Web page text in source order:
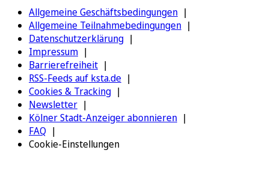
Allgemeine Geschäftsbedingungen
Allgemeine Teilnahmebedingungen
Datenschutzerklärung
Impressum
Barrierefreiheit
RSS-Feeds auf ksta.de
Cookies & Tracking
Newsletter
Kölner Stadt-Anzeiger abonnieren
FAQ
Cookie-Einstellungen